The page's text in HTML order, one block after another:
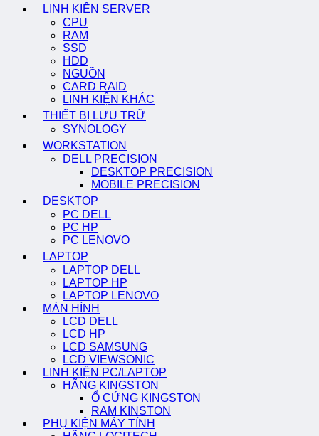
LINH KIỆN SERVER
CPU
RAM
SSD
HDD
NGUỒN
CARD RAID
LINH KIỆN KHÁC
THIẾT BỊ LƯU TRỮ
SYNOLOGY
WORKSTATION
DELL PRECISION
DESKTOP PRECISION
MOBILE PRECISION
DESKTOP
PC DELL
PC HP
PC LENOVO
LAPTOP
LAPTOP DELL
LAPTOP HP
LAPTOP LENOVO
MÀN HÌNH
LCD DELL
LCD HP
LCD SAMSUNG
LCD VIEWSONIC
LINH KIỆN PC/LAPTOP
HÃNG KINGSTON
Ổ CỨNG KINGSTON
RAM KINSTON
PHỤ KIỆN MÁY TÍNH